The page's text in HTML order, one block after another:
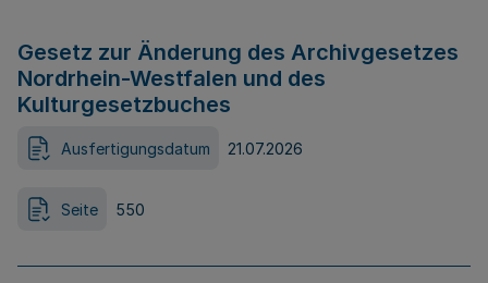
Gesetz zur Änderung des Archivgesetzes
Nordrhein-Westfalen und des
Kulturgesetzbuches
Ausfertigungsdatum 21.07.2026
Seite 550